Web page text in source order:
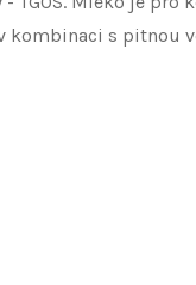
kombinaci s pitnou